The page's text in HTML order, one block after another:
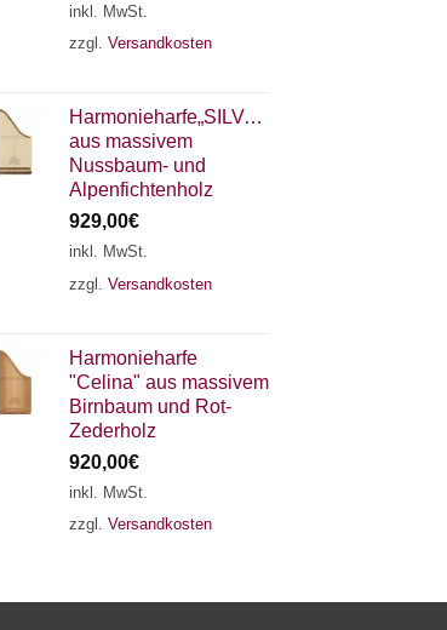
inkl. MwSt.
zzgl. Versandkosten
Harmonieharfe„SILVANA"
aus massivem
Nussbaum- und
Alpenfichtenholz
929,00€
inkl. MwSt.
zzgl. Versandkosten
Harmonieharfe
"Celina" aus massivem
Birnbaum und Rot-
Zederholz
920,00€
inkl. MwSt.
zzgl. Versandkosten
21 SAITEN 25 SAITEN
AKKORDZITHER